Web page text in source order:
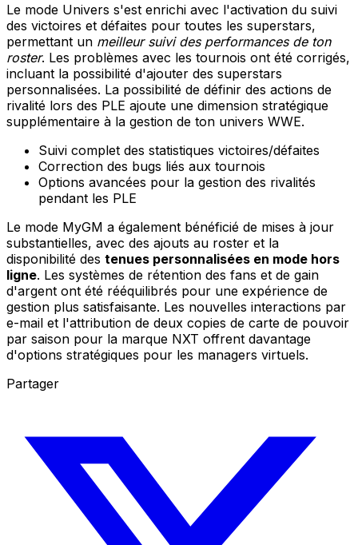
Le mode Univers s'est enrichi avec l'activation du suivi
des victoires et défaites pour toutes les superstars,
permettant un meilleur suivi des performances de ton
roster. Les problèmes avec les tournois ont été corrigés,
incluant la possibilité d'ajouter des superstars
personnalisées. La possibilité de définir des actions de
rivalité lors des PLE ajoute une dimension stratégique
supplémentaire à la gestion de ton univers WWE.
Suivi complet des statistiques victoires/défaites
Correction des bugs liés aux tournois
Options avancées pour la gestion des rivalités
pendant les PLE
Le mode MyGM a également bénéficié de mises à jour
substantielles, avec des ajouts au roster et la
disponibilité des tenues personnalisées en mode hors
ligne. Les systèmes de rétention des fans et de gain
d'argent ont été rééquilibrés pour une expérience de
gestion plus satisfaisante. Les nouvelles interactions par
e-mail et l'attribution de deux copies de carte de pouvoir
par saison pour la marque NXT offrent davantage
d'options stratégiques pour les managers virtuels.
Partager